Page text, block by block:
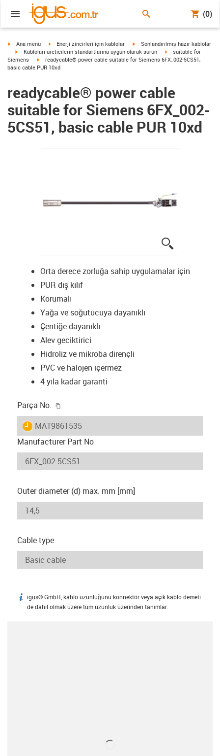
(0)
igus-icon-arrow-right
Ana menü igus-icon-arrow-right
Enerji zincirleri için kablolar igus-icon-arrow-right
Sonlandırılmış hazır kablolar
igus-icon-arrow-right
Kabloları üreticilerin standartlarına uygun olarak sürün igus-icon-arrow-right
suitable for
Siemens
igus-icon-arrow-right
readycable® power cable suitable for Siemens 6FX_002-5CS51,
basic cable PUR 10xd
readycable® power cable
suitable for Siemens 6FX_002-
5CS51, basic cable PUR 10xd
Orta derece zorluğa sahip uygulamalar için
PUR dış kılıf
Korumalı
Yağa ve soğutucuya dayanıklı
Çentiğe dayanıklı
Alev geciktirici
Hidroliz ve mikroba dirençli
PVC ve halojen içermez
4 yıla kadar garanti
Parça No.
igus-icon-lieferzeit
MAT9861535
Manufacturer Part No
Outer diameter (d) max. mm [mm]
Cable type
igus-icon-info
igus® GmbH, kablo uzunluğunu konnektör veya açık kablo demeti
de dahil olmak üzere tüm uzunluk üzerinden tanımlar.